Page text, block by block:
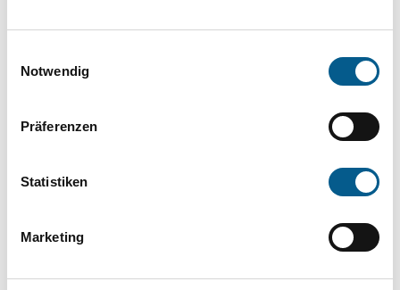
Notwendig
Präferenzen
Statistiken
Marketing
Bitte Suchbegriff eingeben. Ergebnisse
Kategorien verfeinert werden.
Suchen
Aktive Filter: